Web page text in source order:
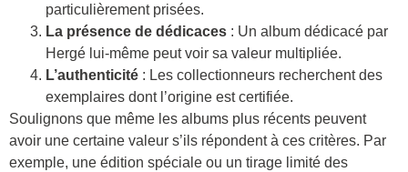
particulièrement prisées.
La présence de dédicaces : Un album dédicacé par
Hergé lui-même peut voir sa valeur multipliée.
L’authenticité : Les collectionneurs recherchent des
exemplaires dont l’origine est certifiée.
Soulignons que même les albums plus récents peuvent
avoir une certaine valeur s’ils répondent à ces critères. Par
exemple, une édition spéciale ou un tirage limité des